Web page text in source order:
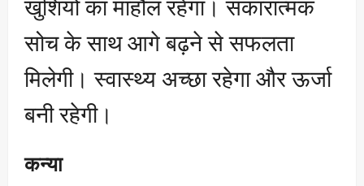
खुशियों का माहौल रहेगा। सकारात्मक
सोच के साथ आगे बढ़ने से सफलता
मिलेगी। स्वास्थ्य अच्छा रहेगा और ऊर्जा
बनी रहेगी।
कन्या